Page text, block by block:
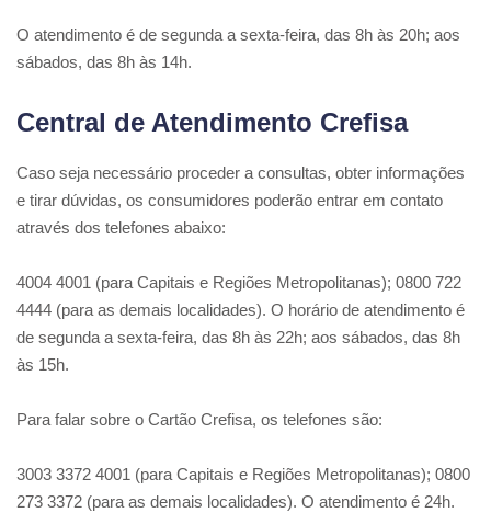
O atendimento é de segunda a sexta-feira, das 8h às 20h; aos
sábados, das 8h às 14h.
Central de Atendimento Crefisa
Caso seja necessário proceder a consultas, obter informações
e tirar dúvidas, os consumidores poderão entrar em contato
através dos telefones abaixo:
4004 4001 (para Capitais e Regiões Metropolitanas); 0800 722
4444 (para as demais localidades). O horário de atendimento é
de segunda a sexta-feira, das 8h às 22h; aos sábados, das 8h
às 15h.
Para falar sobre o Cartão Crefisa, os telefones são:
3003 3372 4001 (para Capitais e Regiões Metropolitanas); 0800
273 3372 (para as demais localidades). O atendimento é 24h.